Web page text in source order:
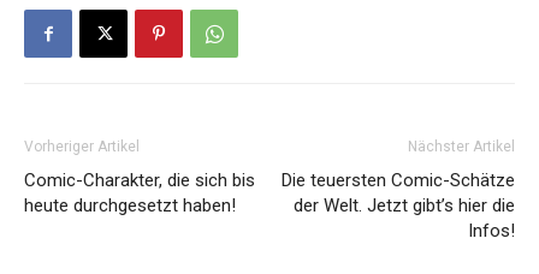
Vorheriger Artikel
Comic-Charakter, die sich bis
heute durchgesetzt haben!
Nächster Artikel
Die teuersten Comic-Schätze
der Welt. Jetzt gibt’s hier die
Infos!